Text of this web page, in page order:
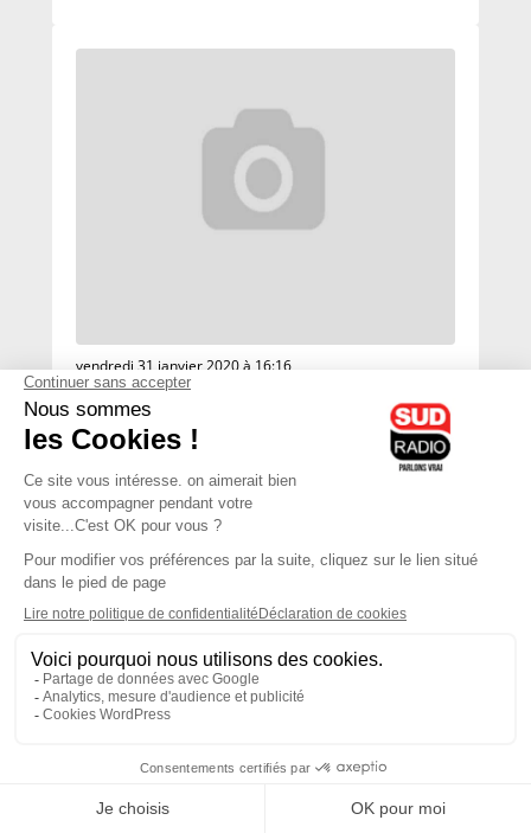
vendredi 31 janvier 2020 à 16:16
2020-02-05 - mercredi
Jacques Cardoze
Le Grand Matin
Noémie Halioua
Les débats de l'été